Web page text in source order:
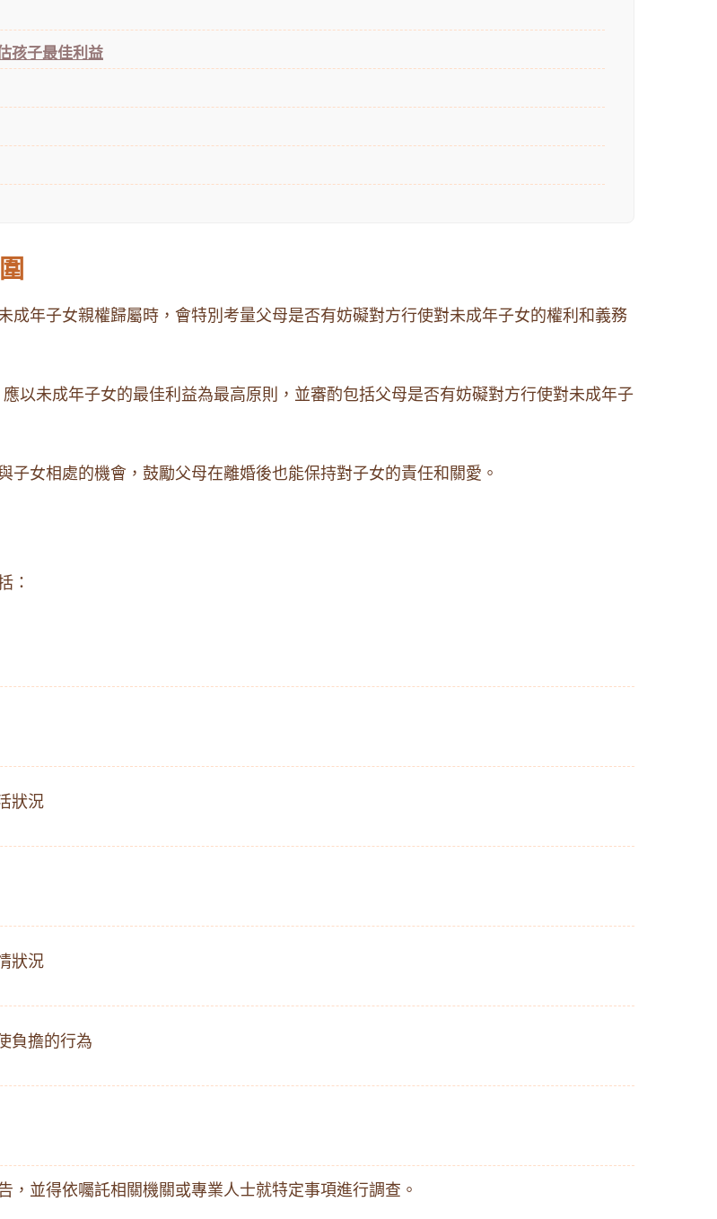
孩子最佳利益
成年子女親權歸屬時，會特別考量父母是否有妨礙對方行使對未成年子女的權利和義務
以未成年子女的最佳利益為最高原則，並審酌包括父母是否有妨礙對方行使對未成年子
女相處的機會，鼓勵父母在離婚後也能保持對子女的責任和關愛。
：
狀況
狀況
負擔的行為
並得依囑託相關機關或專業人士就特定事項進行調查。